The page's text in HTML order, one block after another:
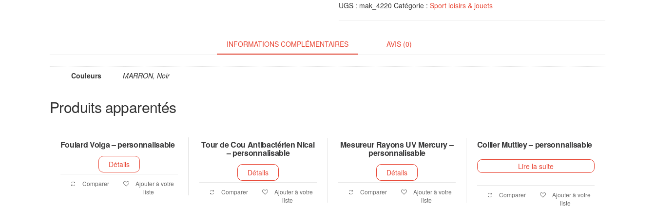
UGS : mak_4220 Catégorie : Sport loisirs & jouets
INFORMATIONS COMPLÉMENTAIRES AVIS (0)
Couleurs MARRON, Noir
Produits apparentés
Foulard Volga – personnalisable
Détails
Comparer
Ajouter à votre
liste
Tour de Cou Antibactérien Nical
– personnalisable
Détails
Comparer
Ajouter à votre
liste
Mesureur Rayons UV Mercury –
personnalisable
Détails
Comparer
Ajouter à votre
liste
Collier Muttley – personnalisable
Lire la suite
Comparer
Ajouter à votre
liste